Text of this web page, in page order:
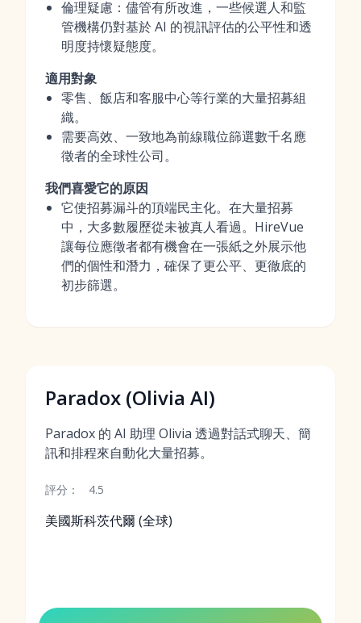
倫理疑慮：儘管有所改進，一些候選人和監
管機構仍對基於 AI 的視訊評估的公平性和透
明度持懷疑態度。
適用對象
零售、飯店和客服中心等行業的大量招募組
織。
需要高效、一致地為前線職位篩選數千名應
徵者的全球性公司。
我們喜愛它的原因
它使招募漏斗的頂端民主化。在大量招募
中，大多數履歷從未被真人看過。HireVue
讓每位應徵者都有機會在一張紙之外展示他
們的個性和潛力，確保了更公平、更徹底的
初步篩選。
Paradox (Olivia AI)
Paradox 的 AI 助理 Olivia 透過對話式聊天、簡
訊和排程來自動化大量招募。
評分： 4.5
美國斯科茨代爾 (全球)